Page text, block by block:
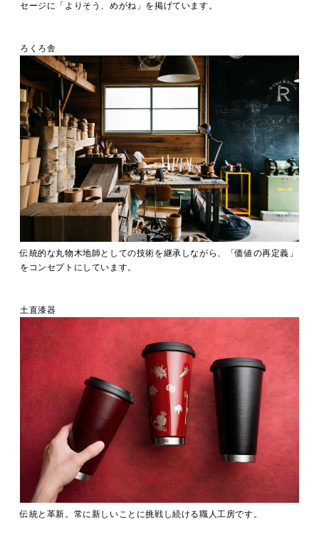
セージに「よりそう、めがね」を掲げています。
ろくろ舎
伝統的な丸物木地師としての技術を継承しながら、「価値の再定義」
をコンセプトにしています。
土直漆器
伝統と革新。常に新しいことに挑戦し続ける職人工房です。